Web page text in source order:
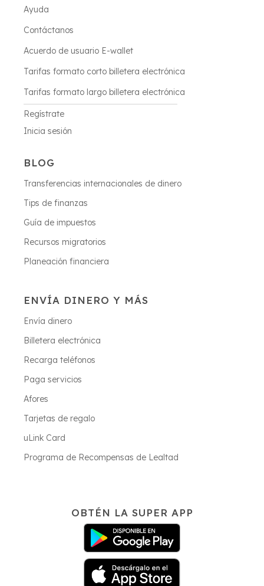
Ayuda
Contáctanos
Acuerdo de usuario E-wallet
Tarifas formato corto billetera electrónica
Tarifas formato largo billetera electrónica
Regístrate
Inicia sesión
BLOG
Transferencias internacionales de dinero
Tips de finanzas
Guía de impuestos
Recursos migratorios
Planeación financiera
ENVÍA DINERO Y MÁS
Envía dinero
Billetera electrónica
Recarga teléfonos
Paga servicios
Afores
Tarjetas de regalo
uLink Card
Programa de Recompensas de Lealtad
OBTÉN LA SUPER APP